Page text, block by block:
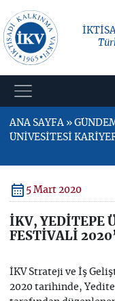
ANA SAYFA »
ÜNİVESİTESİ
5 Mart 2020
İKV, YEDİTEPE
FESTİVALİ
İKV Strateji ve İş
2020 tarihinde,